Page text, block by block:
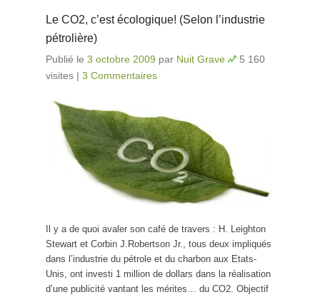
Le CO2, c’est écologique! (Selon l’industrie
pétrolière)
Publié le 3 octobre 2009 par Nuit Grave
5 160
visites | 3 Commentaires
Il y a de quoi avaler son café de travers : H. Leighton
Stewart et Corbin J.Robertson Jr., tous deux impliqués
dans l’industrie du pétrole et du charbon aux Etats-
Unis, ont investi 1 million de dollars dans la réalisation
d’une publicité vantant les mérites… du CO2. Objectif